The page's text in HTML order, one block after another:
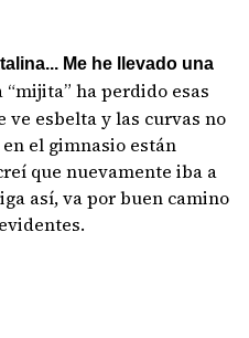
Me he llevado una
“mijita” ha perdido esas
ve esbelta y las curvas no
el gimnasio están
que nuevamente iba a
así, va por buen camino